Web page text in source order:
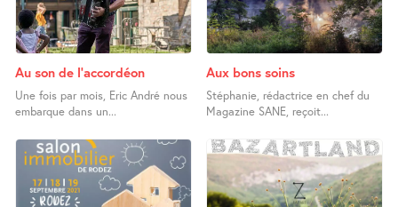
Au son de l’accordéon
Une fois par mois, Eric André nous
embarque dans un...
Aux bons soins
Stéphanie, rédactrice en chef du
Magazine SANE, reçoit...